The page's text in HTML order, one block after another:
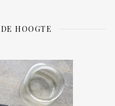
HOOGTE